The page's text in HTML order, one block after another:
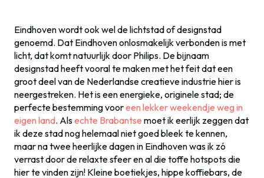
Eindhoven wordt ook wel de lichtstad of designstad
genoemd. Dat Eindhoven onlosmakelijk verbonden is met
licht, dat komt natuurlijk door Philips. De bijnaam
designstad heeft vooral te maken met het feit dat een
groot deel van de Nederlandse creatieve industrie hier is
neergestreken. Het is een energieke, originele stad; de
perfecte bestemming vooreen lekker weekendje weg in
eigen land. Alsechte Brabantse moet ik eerlijk zeggen dat
ik deze stad nog helemaal niet goed bleek te kennen,
maar na twee heerlijke dagen in Eindhoven was ik zó
verrast door de relaxte sfeer en al die toffe hotspots die
hier te vinden zijn! Kleine boetiekjes, hippe koffiebars, de